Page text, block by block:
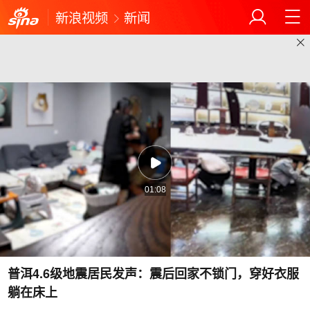
新浪视频 新闻
01:08
普洱4.6级地震居民发声：震后回家不锁门，穿好衣服
躺在床上